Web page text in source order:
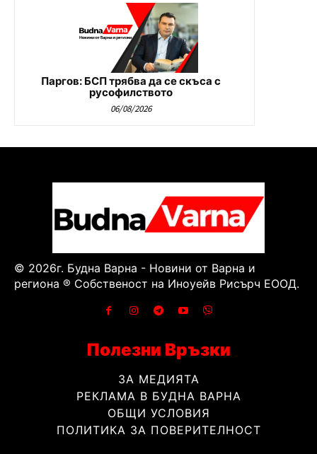
Паргов: БСП трябва да се скъса с
русофилството
06/08/2026
© 2026г. Будна Варна - Новини от Варна и
региона ® Собственост на Иноуейв Рисърч ЕООД.
Полезни Връзки
ЗА МЕДИЯТА
РЕКЛАМА В БУДНА ВАРНА
ОБЩИ УСЛОВИЯ
ПОЛИТИКА ЗА ПОВЕРИТЕЛНОСТ